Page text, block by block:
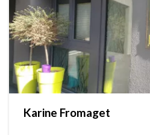
Karine Fromaget